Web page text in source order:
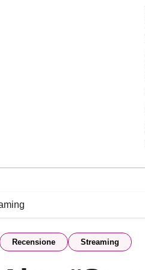
Recensione Streaming